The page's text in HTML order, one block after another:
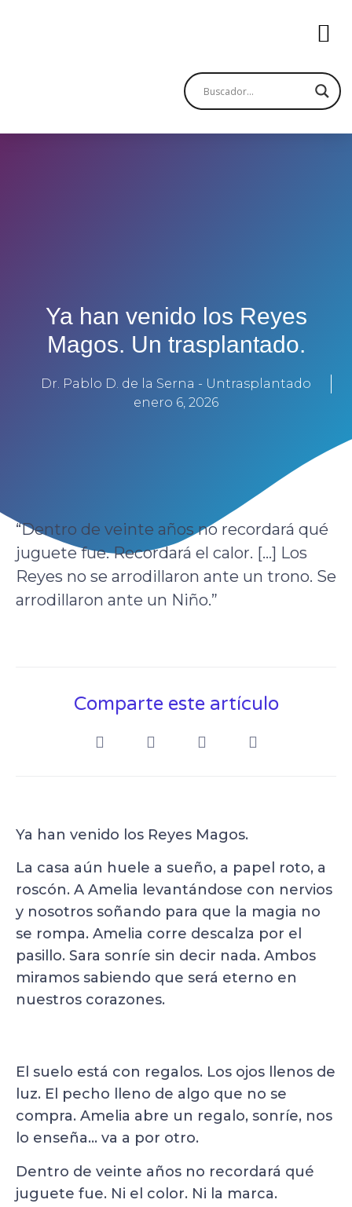
Ya han venido los Reyes
Magos. Un trasplantado.
Dr. Pablo D. de la Serna - Untrasplantado
enero 6, 2026
“Dentro de veinte años no recordará qué
juguete fue. Recordará el calor. […] Los
Reyes no se arrodillaron ante un trono. Se
arrodillaron ante un Niño.”
Comparte este artículo
Ya han venido los Reyes Magos.
La casa aún huele a sueño, a papel roto, a
roscón. A Amelia levantándose con nervios
y nosotros soñando para que la magia no
se rompa. Amelia corre descalza por el
pasillo. Sara sonríe sin decir nada. Ambos
miramos sabiendo que será eterno en
nuestros corazones.
El suelo está con regalos. Los ojos llenos de
luz. El pecho lleno de algo que no se
compra. Amelia abre un regalo, sonríe, nos
lo enseña… va a por otro.
Dentro de veinte años no recordará qué
juguete fue. Ni el color. Ni la marca.